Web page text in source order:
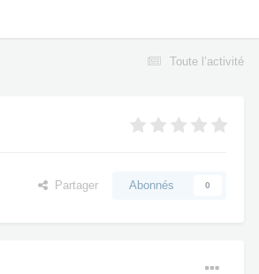
Toute l’activité
Partager Abonnés 0